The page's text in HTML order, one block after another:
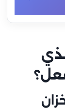
الخزان النظيف ليس رفاهية، بل خط دفاع أول عن صحة الأسرة